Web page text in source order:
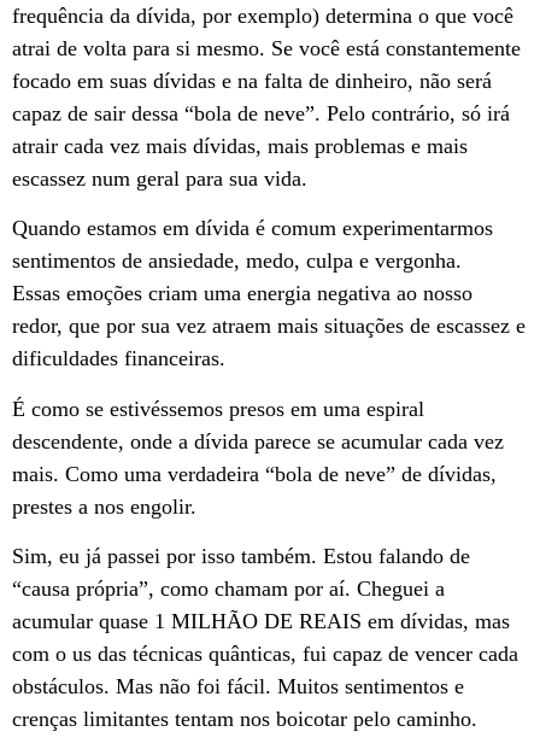
frequência da dívida, por exemplo) determina o que você
atrai de volta para si mesmo. Se você está constantemente
focado em suas dívidas e na falta de dinheiro, não será
capaz de sair dessa “bola de neve”. Pelo contrário, só irá
atrair cada vez mais dívidas, mais problemas e mais
escassez num geral para sua vida.
Quando estamos em dívida é comum experimentarmos
sentimentos de ansiedade, medo, culpa e vergonha.
Essas emoções criam uma energia negativa ao nosso
redor, que por sua vez atraem mais situações de escassez e
dificuldades financeiras.
É como se estivéssemos presos em uma espiral
descendente, onde a dívida parece se acumular cada vez
mais. Como uma verdadeira “bola de neve” de dívidas,
prestes a nos engolir.
Sim, eu já passei por isso também. Estou falando de
“causa própria”, como chamam por aí. Cheguei a
acumular quase 1 MILHÃO DE REAIS em dívidas, mas
com o us das técnicas quânticas, fui capaz de vencer cada
obstáculos. Mas não foi fácil. Muitos sentimentos e
crenças limitantes tentam nos boicotar pelo caminho.